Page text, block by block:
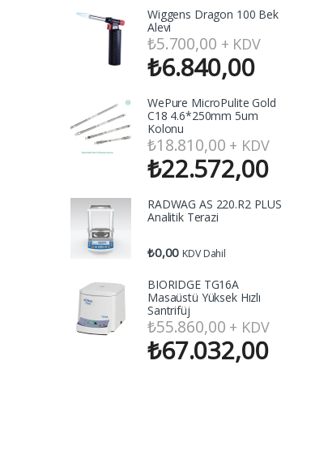
Wiggens Dragon 100 Bek
Alevi
₺5.700,00 + KDV
₺6.840,00
WePure MicroPulite Gold
C18 4.6*250mm 5um
Kolonu
₺18.810,00 + KDV
₺22.572,00
RADWAG AS 220.R2 PLUS
Analitik Terazi
₺0,00 KDV Dahil
BIORIDGE TG16A
Masaüstü Yüksek Hızlı
Santrifüj
₺55.860,00 + KDV
₺67.032,00